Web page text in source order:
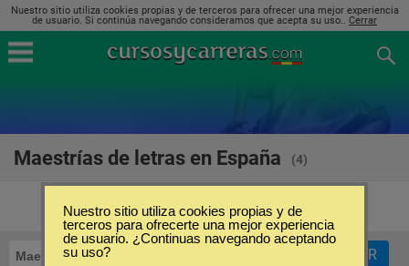
Nuestro sitio utiliza cookies propias y de terceros para ofrecer una mejor experiencia
de usuario. Si continúa navegando consideramos que acepta su uso.. Cerrar
Maestrías de letras en España (4)
Maestrías FILTRAR
Nuestro sitio utiliza cookies propias y de
terceros para ofrecerte una mejor experiencia
de usuario. ¿Continuas navegando aceptando
su uso?